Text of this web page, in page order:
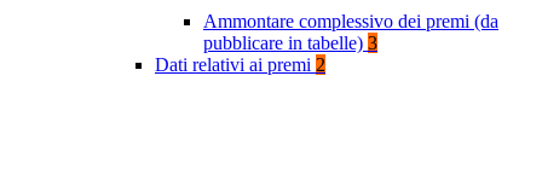
Ammontare complessivo dei premi (da
pubblicare in tabelle) 3
Dati relativi ai premi 2